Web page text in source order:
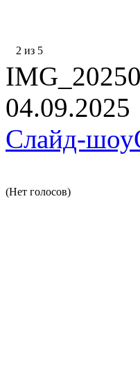
2 из 5
04.09.2025
Слайд-шоу
(Нет голосов)